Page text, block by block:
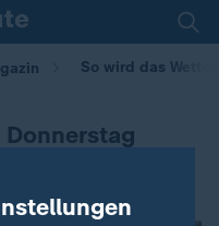
So wird das